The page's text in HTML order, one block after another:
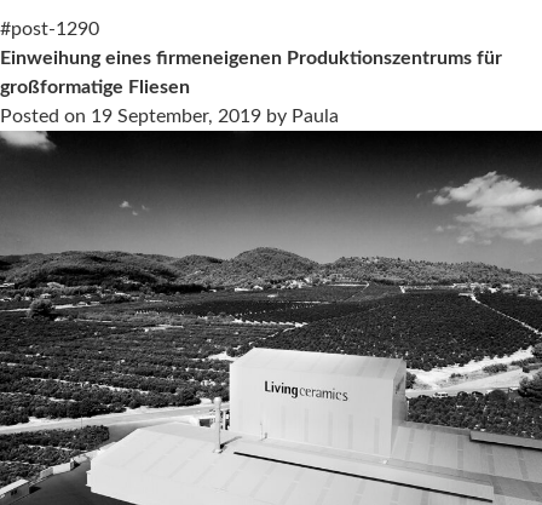
Athenaeum
Design
die
Kollektion
Cava
von
LucidiPevere
mit
Good
Design
#post-1290
Einweihung eines firmeneigenen Produktionszentrums für
großformatige Fliesen
Posted on 19 September, 2019 by Paula